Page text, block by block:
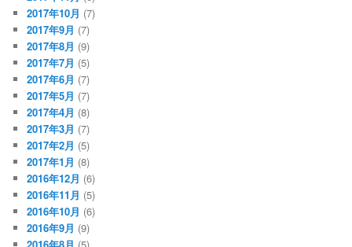
2017年10月 (7)
2017年9月 (7)
2017年8月 (9)
2017年7月 (5)
2017年6月 (7)
2017年5月 (7)
2017年4月 (8)
2017年3月 (7)
2017年2月 (5)
2017年1月 (8)
2016年12月 (6)
2016年11月 (5)
2016年10月 (6)
2016年9月 (9)